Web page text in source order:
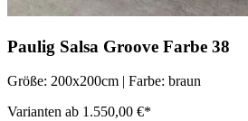
Paulig Salsa Groove Farbe 38
Größe: 200x200cm | Farbe: braun
Varianten ab 1.550,00 €*